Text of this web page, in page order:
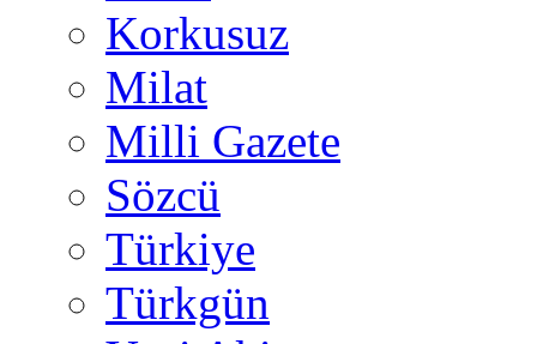
Korkusuz
Milat
Milli Gazete
Sözcü
Türkiye
Türkgün